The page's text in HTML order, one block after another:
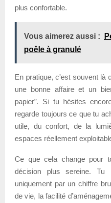
plus confortable.
Vous aimerez aussi :
poêle à granulé
En pratique, c’est souvent là
une bonne affaire et un
papier”. Si tu hésites
regarde toujours ce que tu
utile, du confort, de la
espaces réellement
Ce que cela change pour
décision plus sereine.
uniquement par un chiffre
de vie, la facilité